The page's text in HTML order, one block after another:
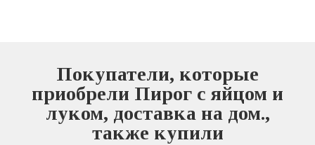
Покупатели, которые
приобрели Пирог с яйцом и
луком, доставка на дом.,
также купили